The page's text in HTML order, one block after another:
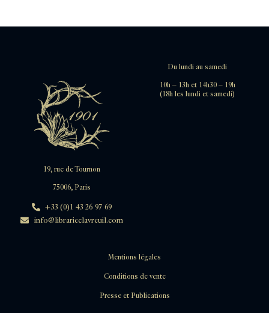
Du lundi au samedi
10h – 13h et 14h30 – 19h
(18h les lundi et samedi)
19, rue de Tournon
75006, Paris
+33 (0)1 43 26 97 69
info@librarieclavreuil.com
Mentions légales
Conditions de vente
Presse et Publications